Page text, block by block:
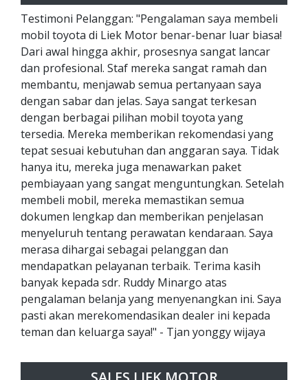
Testimoni Pelanggan: "Pengalaman saya membeli
mobil toyota di Liek Motor benar-benar luar biasa!
Dari awal hingga akhir, prosesnya sangat lancar
dan profesional. Staf mereka sangat ramah dan
membantu, menjawab semua pertanyaan saya
dengan sabar dan jelas. Saya sangat terkesan
dengan berbagai pilihan mobil toyota yang
tersedia. Mereka memberikan rekomendasi yang
tepat sesuai kebutuhan dan anggaran saya. Tidak
hanya itu, mereka juga menawarkan paket
pembiayaan yang sangat menguntungkan. Setelah
membeli mobil, mereka memastikan semua
dokumen lengkap dan memberikan penjelasan
menyeluruh tentang perawatan kendaraan. Saya
merasa dihargai sebagai pelanggan dan
mendapatkan pelayanan terbaik. Terima kasih
banyak kepada sdr. Ruddy Minargo atas
pengalaman belanja yang menyenangkan ini. Saya
pasti akan merekomendasikan dealer ini kepada
teman dan keluarga saya!" - Tjan yonggy wijaya